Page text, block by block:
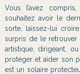
Vous l’avez
souhaitez avoir le
sorte, laissez-lui
surpris de le retrouver
artistique, dirigeant,
protéger et aider son
est un solaire